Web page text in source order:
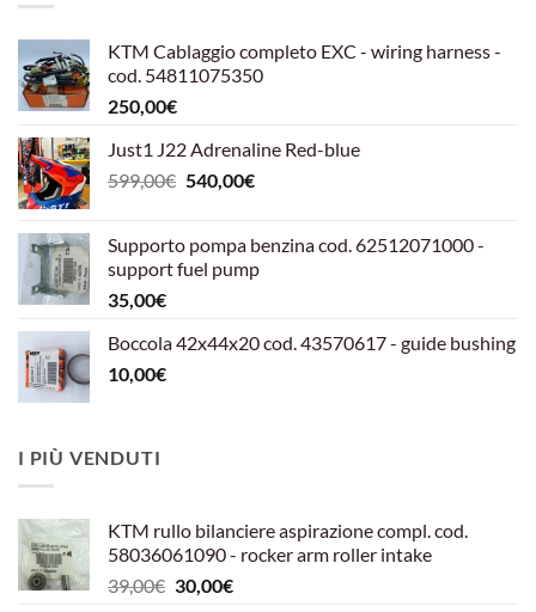
KTM Cablaggio completo EXC - wiring harness -
cod. 54811075350
250,00€
Just1 J22 Adrenaline Red-blue
599,00€ Il
era:
599,00€.
540,00€Il
è:
540,00€.
Supporto pompa benzina cod. 62512071000 -
support fuel pump
35,00€
Boccola 42x44x20 cod. 43570617 - guide bushing
10,00€
I PIÙ VENDUTI
KTM rullo bilanciere aspirazione compl. cod.
58036061090 - rocker arm roller intake
39,00€ Il
30,00€Il